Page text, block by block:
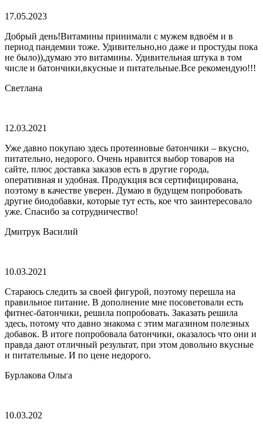
17.05.2023
Добрый день!Витамины принимали с мужем вдвоём и в
период пандемии тоже. Удивительно,но даже и простуды пока
не было)),думаю это витамины. Удивительная штука в том
числе и батончики,вкусные и питательные.Все рекомендую!!!
Светлана
12.03.2021
Уже давно покупаю здесь протеиновые батончики – вкусно,
питательно, недорого. Очень нравится выбор товаров на
сайте, плюс доставка заказов есть в другие города,
оперативная и удобная. Продукция вся сертифицирована,
поэтому в качестве уверен. Думаю в будущем попробовать
другие биодобавки, которые тут есть, кое что заинтересовало
уже. Спасибо за сотрудничество!
Дмитрук Василий
10.03.2021
Стараюсь следить за своей фигурой, поэтому перешла на
правильное питание. В дополнение мне посоветовали есть
фитнес-батончики, решила попробовать. Заказать решила
здесь, потому что давно знакома с этим магазином полезных
добавок. В итоге попробовала батончики, оказалось что они и
правда дают отличный результат, при этом довольно вкусные
и питательные. И по цене недорого.
Бурлакова Ольга
10.03.202